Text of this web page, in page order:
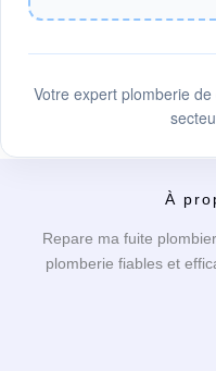
Votre expert plomberie
À
Repare ma fuite
plomberie fiables et